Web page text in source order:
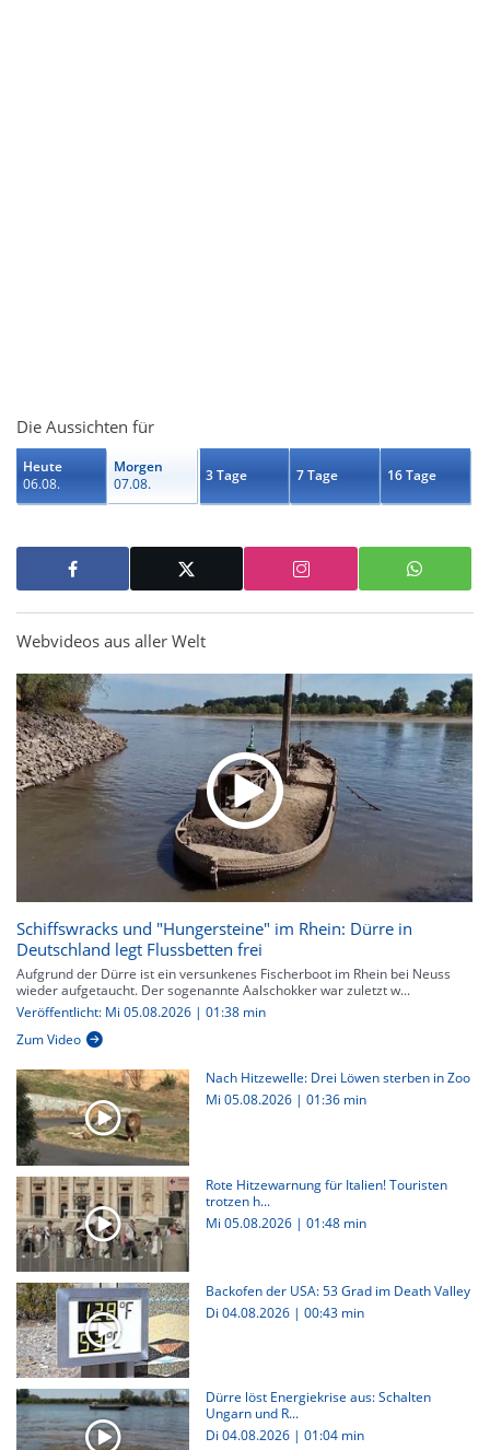
Die Aussichten für
Heute
06.08.
Morgen
07.08.
3 Tage 7 Tage 16 Tage
Webvideos aus aller Welt
Schiffswracks und "Hungersteine" im Rhein: Dürre in
Deutschland legt Flussbetten frei
Aufgrund der Dürre ist ein versunkenes Fischerboot im Rhein bei Neuss
wieder aufgetaucht. Der sogenannte Aalschokker war zuletzt w...
Veröffentlicht: Mi 05.08.2026 | 01:38 min
Zum Video
Nach Hitzewelle: Drei Löwen sterben in Zoo
Mi 05.08.2026 | 01:36 min
Rote Hitzewarnung für Italien! Touristen
trotzen h...
Mi 05.08.2026 | 01:48 min
Backofen der USA: 53 Grad im Death Valley
Di 04.08.2026 | 00:43 min
Dürre löst Energiekrise aus: Schalten
Ungarn und R...
Di 04.08.2026 | 01:04 min